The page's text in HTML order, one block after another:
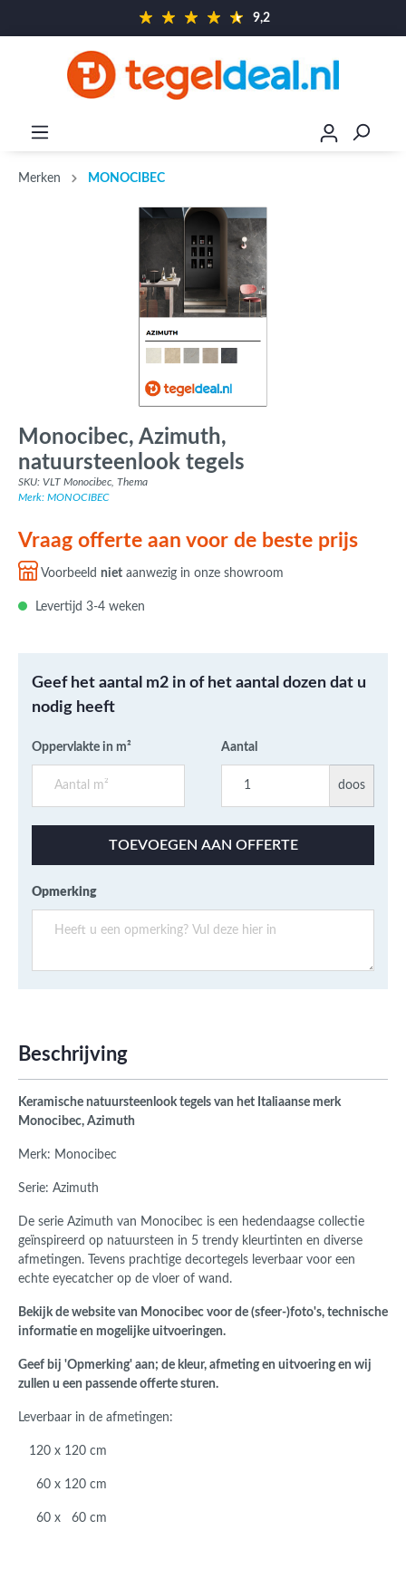
9,2
Merken MONOCIBEC
Monocibec, Azimuth,
natuursteenlook tegels
SKU: VLT Monocibec, Thema
Merk: MONOCIBEC
Vraag offerte aan voor de beste prijs
Voorbeeld niet aanwezig in onze showroom
Levertijd 3-4 weken
Geef het aantal m2 in of het aantal dozen dat u
nodig heeft
Oppervlakte in m² Aantal
doos
TOEVOEGEN AAN OFFERTE
Opmerking
Beschrijving
Keramische natuursteenlook tegels van het Italiaanse merk
Monocibec, Azimuth
Merk: Monocibec
Serie: Azimuth
De serie Azimuth van Monocibec is een hedendaagse collectie
geïnspireerd op natuursteen in 5 trendy kleurtinten en diverse
afmetingen. Tevens prachtige decortegels leverbaar voor een
echte eyecatcher op de vloer of wand.
Bekijk de website van Monocibec voor de (sfeer-)foto's, technische
informatie en mogelijke uitvoeringen.
Geef bij 'Opmerking' aan; de kleur, afmeting en uitvoering en wij
zullen u een passende offerte sturen.
Leverbaar in de afmetingen:
120 x 120 cm
60 x 120 cm
60 x 60 cm